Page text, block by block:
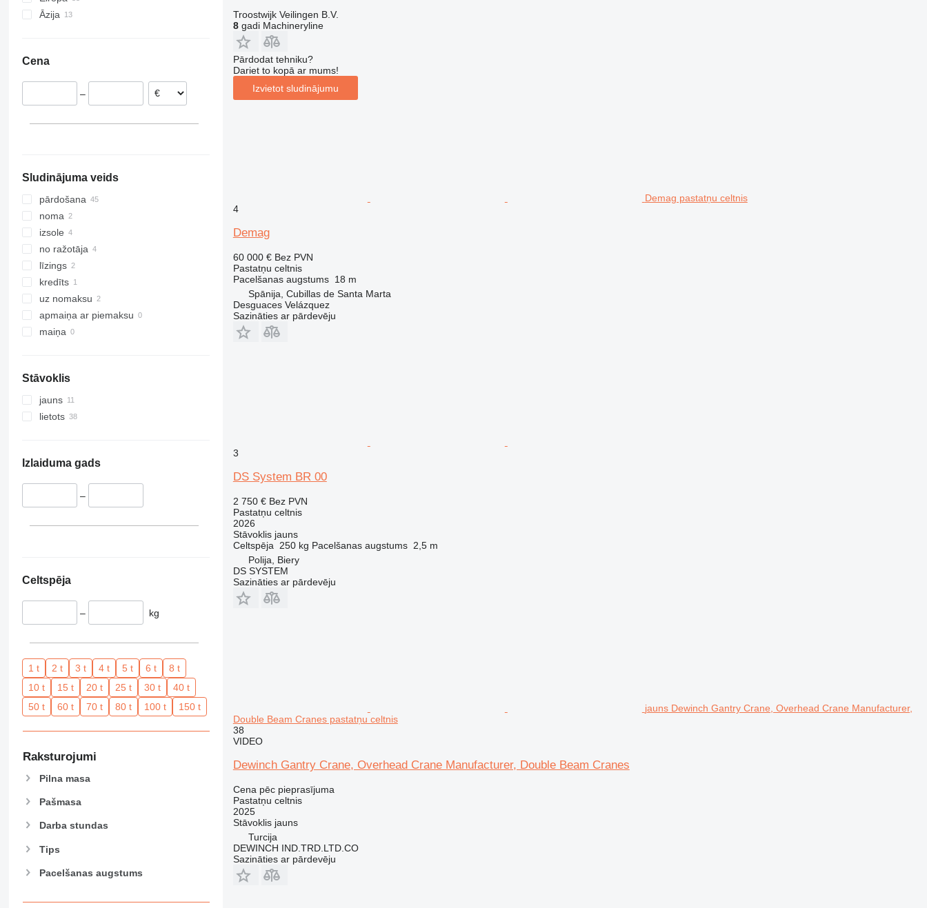
Norvēģija
Itālija
Āzija
Cena
–
Sludinājuma veids
pārdošana
noma
izsole
no ražotāja
līzings
kredīts
uz nomaksu
apmaiņa ar piemaksu
maiņa
Stāvoklis
jauns
lietots
Izlaiduma gads
–
Celtspēja
– kg
1 t 2 t 3 t 4 t 5 t 6 t
8 t
10 t
15 t 20 t 25 t 30 t
40 t
50 t
60 t 70 t 80 t 100 t 150 t
Raksturojumi
Pilna masa
Pašmasa
Darba stundas
Tips
Pacelšanas augstums
Troostwijk Veilingen B.V.
8gadi Machineryline
Pārdodat tehniku?
Dariet to kopā ar mums!
Izvietot sludinājumu
Demag pastatņu celtnis
4
Demag
60 000 € Bez PVN
Pastatņu celtnis
Pacelšanas augstums 18 m
Spānija, Cubillas de Santa Marta
Desguaces Velázquez
Sazināties ar pārdevēju
3
DS System BR 00
2 750 € Bez PVN
Pastatņu celtnis
2026
Stāvoklisjauns
Celtspēja
250 kg Pacelšanas augstums 2,5 m
Polija, Biery
DS SYSTEM
Sazināties ar pārdevēju
jauns Dewinch Gantry Crane, Overhead Crane Manufacturer,
Double Beam Cranes pastatņu celtnis
38
VIDEO
Dewinch Gantry Crane, Overhead Crane Manufacturer, Double Beam Cranes
Cena pēc pieprasījuma
Pastatņu celtnis
2025
Stāvoklisjauns
Turcija
DEWINCH IND.TRD.LTD.CO
Sazināties ar pārdevēju